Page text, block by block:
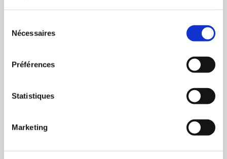
Nécessaires
Préférences
Statistiques
Marketing
Une mise en route facile et rapide de nos services.